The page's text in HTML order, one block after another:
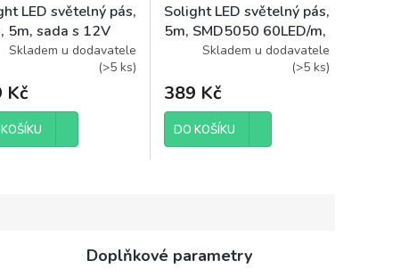
LED světelný pás,
5m, sada s 12V
a dálk.
7,2W/m,
Skladem u dodavatele
(>5 ks)
Kč
Solight LED světelný pás,
5m, SMD5050 60LED/m,
14,4W/m, IP65, studená
Skladem u dodavatele
(>5 ks)
389 Kč
DO KOŠÍKU
Doplňkové parametry